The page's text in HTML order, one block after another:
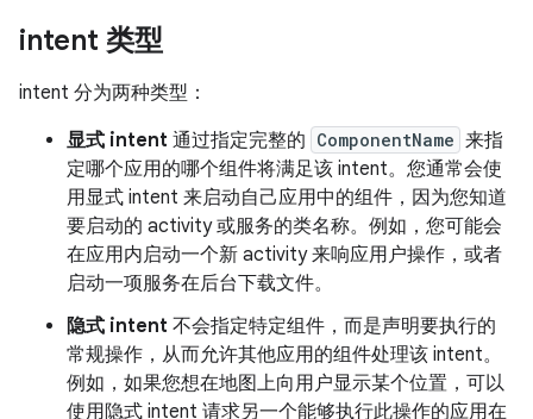
intent 类型
intent 分为两种类型：
显式 intent 通过指定完整的 ComponentName 来指
定哪个应用的哪个组件将满足该 intent。您通常会使
用显式 intent 来启动自己应用中的组件，因为您知道
要启动的 activity 或服务的类名称。例如，您可能会
在应用内启动一个新 activity 来响应用户操作，或者
启动一项服务在后台下载文件。
隐式 intent 不会指定特定组件，而是声明要执行的
常规操作，从而允许其他应用的组件处理该 intent。
例如，如果您想在地图上向用户显示某个位置，可以
使用隐式 intent 请求另一个能够执行此操作的应用在